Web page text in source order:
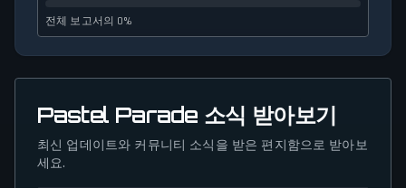
전체 보고서의 0%
Pastel Parade 소식 받아보기
최신 업데이트와 커뮤니티 소식을 받은 편지함으로 받아보
세요.